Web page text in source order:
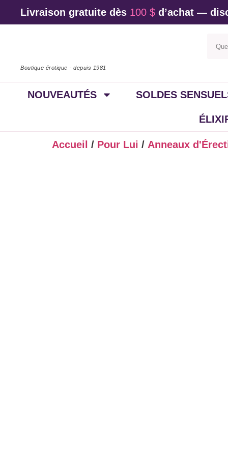
Livraison gratuite dès 100 $ d’achat —
Boutique érotique · depuis 1981
NOUVEAUTÉS SOLDES
Accueil / Pour Lui / Anneaux